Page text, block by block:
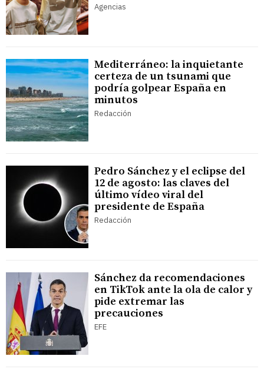
Agencias
Mediterráneo: la inquietante
certeza de un tsunami que
podría golpear España en
minutos
Redacción
Pedro Sánchez y el eclipse del
12 de agosto: las claves del
último vídeo viral del
presidente de España
Redacción
Sánchez da recomendaciones
en TikTok ante la ola de calor y
pide extremar las
precauciones
EFE